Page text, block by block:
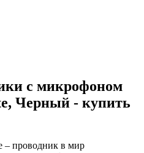
с микрофоном
Черный - купить
– проводник в мир